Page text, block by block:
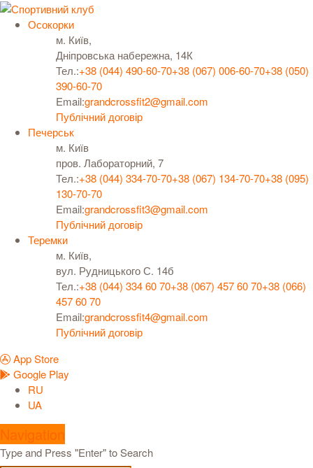
Осокорки
м. Київ,
Дніпровська набережна, 14К
Тел.:+38 (044) 490-60-70+38 (067) 006-60-70+38 (050)
390-60-70
Email:grandcrossfit2@gmail.com
Публічний договір
Печерськ
м. Київ
пров. Лабораторний, 7
Тел.:+38 (044) 334-70-70+38 (067) 134-70-70+38 (095)
130-70-70
Email:grandcrossfit3@gmail.com
Публічний договір
Теремки
м. Київ,
вул. Рудницького С. 14б
Тел.:+38 (044) 334 60 70+38 (067) 457 60 70+38 (066)
457 60 70
Email:grandcrossfit4@gmail.com
Публічний договір
App Store
Google Play
RU
UA
Navigation
Type and Press "Enter" to Search